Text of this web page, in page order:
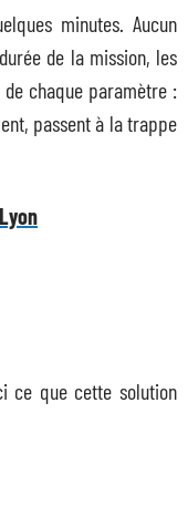
minutes. Aucun
de la mission, les
chaque paramètre :
passent à la trappe
ce que cette solution